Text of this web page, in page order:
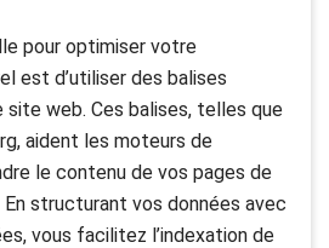
pour optimiser votre
est d’utiliser des balises
web. Ces balises, telles que
aident les moteurs de
le contenu de vos pages de
structurant vos données avec
vous facilitez l’indexation de